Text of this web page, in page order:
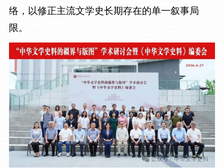
络，以修正主流文学史长期存在的单一叙事局
限。